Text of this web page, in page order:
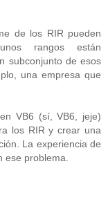
de los RIR pueden
rangos están
subconjunto de esos
una empresa que
VB6 (sí, VB6, jeje)
los RIR y crear una
La experiencia de
ese problema.